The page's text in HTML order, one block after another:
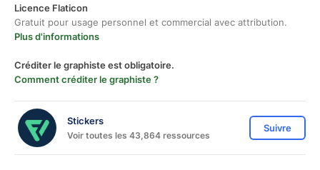
Licence Flaticon
Gratuit pour usage personnel et commercial avec attribution.
Plus d'informations
Créditer le graphiste est obligatoire.
Comment créditer le graphiste ?
Stickers
Voir toutes les 43,864 ressources
Suivre